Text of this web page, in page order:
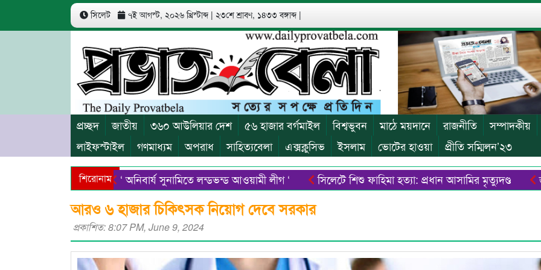
সিলেট ৭ই আগস্ট, ২০২৬ খ্রিস্টাব্দ | ২৩শে শ্রাবণ, ১৪৩৩ বঙ্গাব্দ |
প্রচ্ছদ জাতীয় ৩৬০ আউলিয়ার দেশ ৫৬ হাজার বর্গমাইল বিশ্বভুবন মাঠে ময়দানে রাজনীতি সম্পাদকীয়
লাইফস্টাইল
গণমাধ্যম অপরাধ সাহিত্যবেলা এক্সক্লুসিভ ইসলাম ভোটের হাওয়া প্রীতি সম্মিলন’২৩
শিরোনাম
‘ অনিবার্য সুনামিতে লন্ডভন্ড আওয়ামী লীগ ‘ সিলেটে শিশু ফাহিমা হত্যা: প্রধান আসামির মৃত্যুদণ্ড
জুলাই
সিলেটের নতুন ডিসি রেজা হাসান
সুরঞ্জিত হত্যাচেষ্টা
আরও ৬ হাজার চিকিৎসক নিয়োগ দেবে সরকার
প্রকাশিত: 8:07 PM, June 9, 2024